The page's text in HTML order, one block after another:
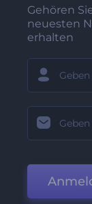
Gehören
neuesten
erhalten